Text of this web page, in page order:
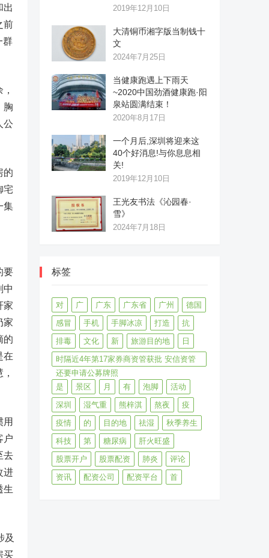
出
前
群
胸
公
的
宅
集
要
中
家
家
的
在
户
去
进
生
及
买
2019年12月10日
大清铜币湘字版当制钱十
文
2024年7月25日
当健康跑遇上下雨天
~2020中国劲酒健康跑·阳
泉站圆满结束！
2020年8月17日
一个月后,深圳将迎来这
40个好消息!与你息息相
关!
2019年12月10日
王光友书法《沁园春·
雪》
2024年7月18日
标签
对 广 广东 广东省 广州
德国
感冒
手机 手脚冰凉 打造
抗
排毒
文化 新 旅游目的地
日
时隔近4年第17家券商资管获批 安信资管
还要申请公募牌照
是
景区 月 有 泡脚
活动
深圳
湿气重 熊梓淇 熬夜
疫
疫情
的 目的地 祛湿
秋季养生
科技
第 糖尿病
肝火旺盛
股票开户
股票配资 肺炎
评论
资讯
配资公司 配资平台 首